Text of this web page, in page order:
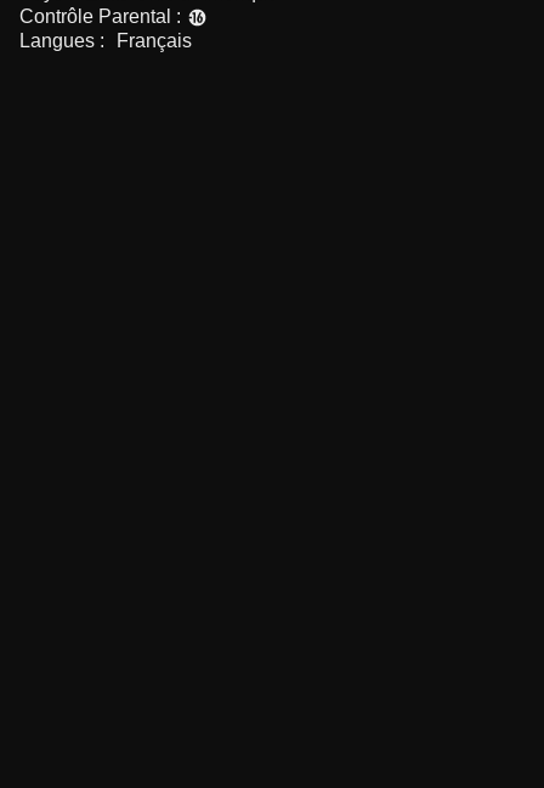
Contrôle Parental :
Langues :
Français